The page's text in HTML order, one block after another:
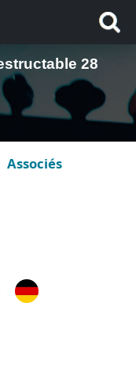
28
Associés